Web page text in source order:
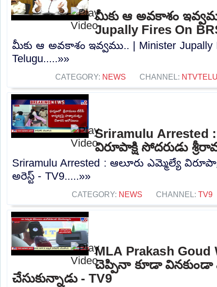
మీకు ఆ అవకాశం
Jupally Fires On
మీకు ఆ అవకాశం ఇవ్వము.. | Minister Jupally
Telugu.....»»
CATEGORY: NEWS CHANNEL:
Sriramulu Arrested
విరూపాక్షి సోదరుడు
Sriramulu Arrested : ఆలూరు ఎమ్మెల్యే
అరెస్ట్‌ - TV9.....»»
CATEGORY: NEWS CHANNEL: TV9
MLA Prakash Goud
చెప్పినా కూడా వినకుండా
చేసుకున్నాడు - TV9